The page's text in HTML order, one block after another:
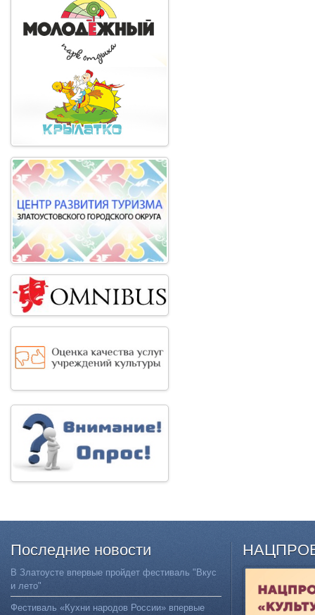
Последние новости
В Златоусте впервые пройдет фестиваль "Вкус
и лето"
Фестиваль «Кухни народов России» впервые